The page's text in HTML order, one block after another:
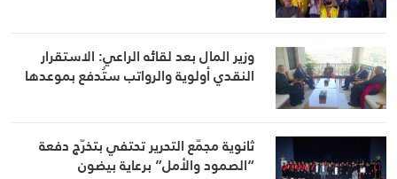
وزير المال بعد لقائه الراعي: الاستقرار
النقدي أولوية والرواتب ستُدفع بموعدها
ثانوية مجمّع التحرير تحتفي بتخرّج دفعة
“الصمود والأمل” برعاية بيضون